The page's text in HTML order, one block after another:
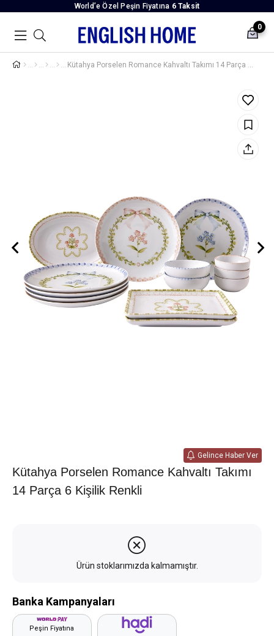
World’e Özel Peşin Fiyatına 6 Taksit
0
Kütahya Porselen Romance Kahvaltı Takımı 14 Parça 6 Kişilik Renkli
Gelince Haber Ver
Kütahya Porselen Romance Kahvaltı Takımı
14 Parça 6 Kişilik Renkli
Ürün stoklarımızda kalmamıştır.
Banka Kampanyaları
Peşin Fiyatına